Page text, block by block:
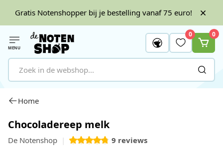
Gratis Notenshopper bij je bestelling vanaf 75 euro!
Ga naar de inhoud
MENU
0 0
Home
Chocoladereep melk
9 reviews
De Notenshop